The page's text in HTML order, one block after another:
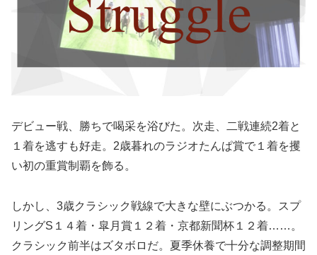
デビュー戦、勝ちで喝采を浴びた。次走、二戦連続2着と
１着を逃すも好走。2歳暮れのラジオたんぱ賞で１着を攫
い初の重賞制覇を飾る。
しかし、3歳クラシック戦線で大きな壁にぶつかる。スプ
リングS１４着・皐月賞１２着・京都新聞杯１２着……。
クラシック前半はズタボロだ。夏季休養で十分な調整期間